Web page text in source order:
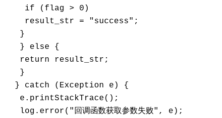
    if (flag > 0)
    result_str = "success";
   }
   } else {
   return result_str;
   }
  } catch (Exception e) {
   e.printStackTrace();
   log.error("回调函数获取参数失败", e);